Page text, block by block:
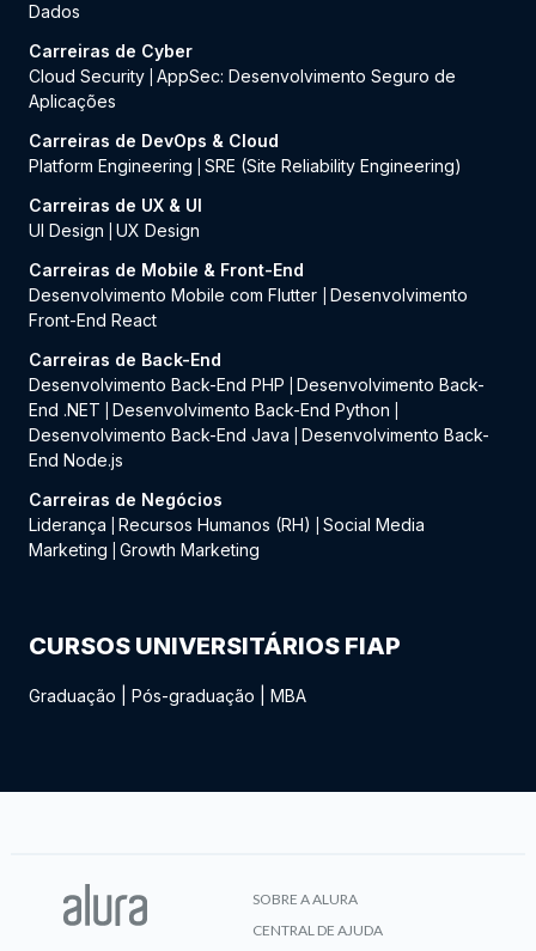
Dados
Carreiras de Cyber
Cloud Security AppSec: Desenvolvimento Seguro de
Aplicações
Carreiras de DevOps & Cloud
Platform Engineering
SRE (Site Reliability Engineering)
Carreiras de UX & UI
UI Design
UX Design
Carreiras de Mobile & Front-End
Desenvolvimento Mobile com Flutter
Desenvolvimento
Front-End React
Carreiras de Back-End
Desenvolvimento Back-End PHP
Desenvolvimento Back-
End .NET
Desenvolvimento Back-End Python
Desenvolvimento Back-End Java
Desenvolvimento Back-
End Node.js
Carreiras de Negócios
Liderança
Recursos Humanos (RH)
Social Media
Marketing
Growth Marketing
CURSOS UNIVERSITÁRIOS FIAP
Graduação Pós-graduação MBA
SOBRE A ALURA
CENTRAL DE AJUDA